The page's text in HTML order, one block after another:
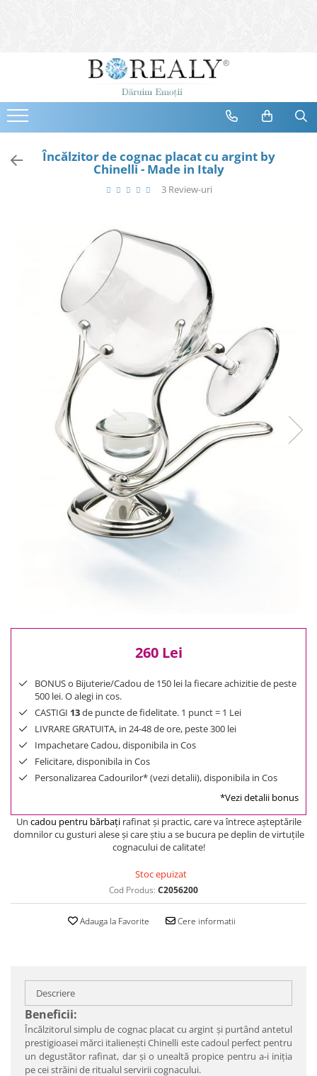
Bijuterii
Cercei
Bratari
Coliere
Bijuterii Femei
Bijuterii Copii
Bijuterii Mirese
Cele mai vandute
Cele mai votate
0 Lei - 100 Lei
100 Lei - 200 Lei
200 Lei - 300 Lei
300 Lei - 500 Lei
500 Lei - 1000 Lei
Încălzitor de cognac placat cu argint by
Chinelli - Made in Italy
3 Review-uri
260 Lei
BONUS o Bijuterie/Cadou de 150 lei la fiecare achizitie de peste
500 lei. O alegi in cos.
CASTIGI 13de puncte de fidelitate. 1 punct = 1 Lei
LIVRARE GRATUITA, in 24-48 de ore, peste 300 lei
Impachetare Cadou, disponibila in Cos
Felicitare, disponibila in Cos
Personalizarea Cadourilor* (vezi detalii), disponibila in Cos
*Vezi detalii bonus
Un cadou pentru bărbaţirafinat şi practic, care va întrece aşteptările
domnilor cu gusturi alese şi care ştiu a se bucura pe deplin de virtuţile
cognacului de calitate!
Stoc epuizat
Cod Produs: C2056200
Adauga la Favorite Cere informatii
Descriere
Beneficii:
Încălzitorul simplu de cognac placat cu argint şi purtând antetul
prestigioasei mărci italieneşti Chinelli este cadoul perfect pentru
un degustător rafinat, dar şi o unealtă propice pentru a-i iniţia
pe cei străini de ritualul servirii cognacului.